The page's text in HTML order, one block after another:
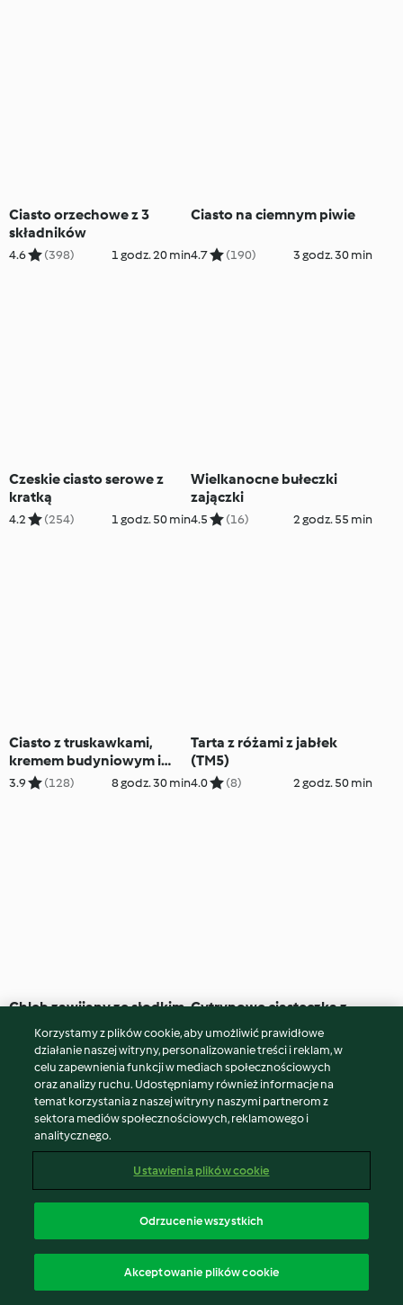
Ciasto orzechowe z 3
składników
4.6 (398) 1 godz. 20 min
Ciasto na ciemnym piwie
4.7 (190) 3 godz. 30 min
Czeskie ciasto serowe z
kratką
4.2 (254) 1 godz. 50 min
Wielkanocne bułeczki
zajączki
4.5 (16) 2 godz. 55 min
Ciasto z truskawkami,
kremem budyniowym i
galaretką (TM5)
3.9 (128) 8 godz. 30 min
Tarta z różami z jabłek
(TM5)
4.0 (8) 2 godz. 50 min
Chleb zawijany ze słodkim
(26) 1 godz. 50 min
Cytrynowe ciasteczka z
wiosennym wzorkiem
4.6 (344) 1 godz.
Ciasto wiosenna stokrotka Sernik z białą czekoladą i
polewą pistacjową
Korzystamy z plików cookie, aby umożliwić prawidłowe
działanie naszej witryny, personalizowanie treści i reklam, w
celu zapewnienia funkcji w mediach społecznościowych
oraz analizy ruchu. Udostępniamy również informacje na
temat korzystania z naszej witryny naszymi partnerom z
sektora mediów społecznościowych, reklamowego i
analitycznego.
Ustawienia plików cookie
Odrzucenie wszystkich
Akceptowanie plików cookie